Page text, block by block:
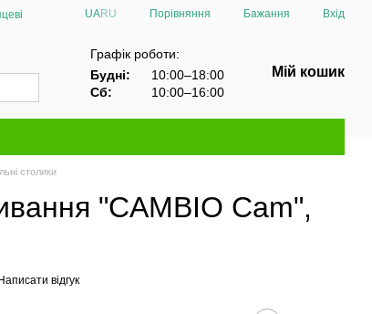
UARU Порівняння Бажання Вхід
Графік роботи:
Будні:
10:00–18:00
Сб:
10:00–16:00
Мій кошик
столики
"CAMBIO Cam",
Написати відгук